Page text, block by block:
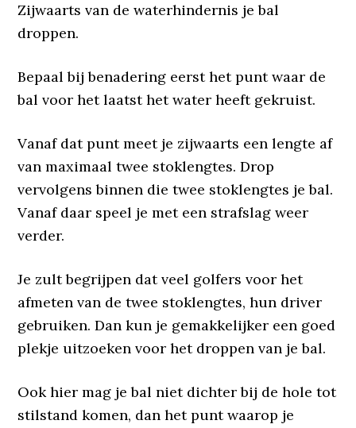
Zijwaarts van de waterhindernis je bal
droppen.
Bepaal bij benadering eerst het punt waar de
bal voor het laatst het water heeft gekruist.
Vanaf dat punt meet je zijwaarts een lengte af
van maximaal twee stoklengtes. Drop
vervolgens binnen die twee stoklengtes je bal.
Vanaf daar speel je met een strafslag weer
verder.
Je zult begrijpen dat veel golfers voor het
afmeten van de twee stoklengtes, hun driver
gebruiken. Dan kun je gemakkelijker een goed
plekje uitzoeken voor het droppen van je bal.
Ook hier mag je bal niet dichter bij de hole tot
stilstand komen, dan het punt waarop je